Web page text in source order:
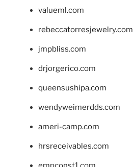
valueml.com
rebeccatorresjewelry.com
jmpbliss.com
drjorgerico.com
queensushipa.com
wendyweimerdds.com
ameri-camp.com
hrsreceivables.com